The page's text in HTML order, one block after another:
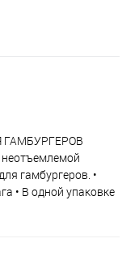
гамбургеров. •
• В одной упаковке